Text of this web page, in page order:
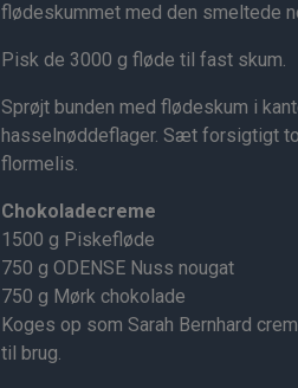
flødeskummet med den smeltede
Pisk de 3000 g fløde til fast skum.
Sprøjt bunden med flødeskum i
hasselnøddeflager. Sæt forsigtigt
flormelis.
Chokoladecreme
1500 g Piskefløde
750 g ODENSE Nuss nougat
750 g Mørk chokolade
Koges op som Sarah Bernhard
til brug.